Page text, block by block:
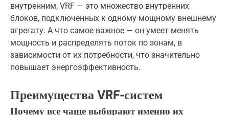
внутренним, VRF — это множество внутренних
блоков, подключенных к одному мощному внешнему
агрегату. А что самое важное — он умеет менять
мощность и распределять поток по зонам, в
зависимости от их потребности, что значительно
повышает энергоэффективность.
Преимущества VRF-систем
Почему все чаще выбирают именно их